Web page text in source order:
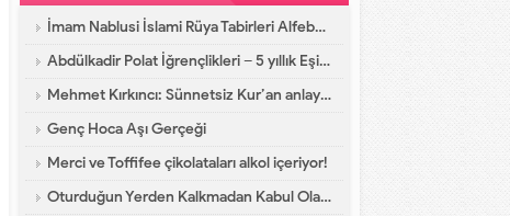
İmam Nablusi İslami Rüya Tabirleri Alfebatik Sıra
Abdülkadir Polat İğrençlikleri – 5 yıllık Eşinin İtirafları
Mehmet Kırkıncı: Sünnetsiz Kur’an anlayışı hastalıktır, dalalettir!
Genç Hoca Aşı Gerçeği
Merci ve Toffifee çikolataları alkol içeriyor!
Oturduğun Yerden Kalkmadan Kabul Olacak Dua